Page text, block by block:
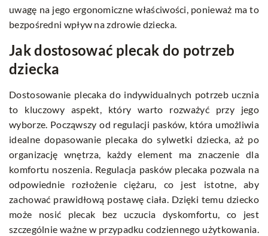
uwagę na jego ergonomiczne właściwości, ponieważ ma to
bezpośredni wpływ na zdrowie dziecka.
Jak dostosować plecak do potrzeb
dziecka
Dostosowanie plecaka do indywidualnych potrzeb ucznia
to kluczowy aspekt, który warto rozważyć przy jego
wyborze. Począwszy od regulacji pasków, która umożliwia
idealne dopasowanie plecaka do sylwetki dziecka, aż po
organizację wnętrza, każdy element ma znaczenie dla
komfortu noszenia. Regulacja pasków plecaka pozwala na
odpowiednie rozłożenie ciężaru, co jest istotne, aby
zachować prawidłową postawę ciała. Dzięki temu dziecko
może nosić plecak bez uczucia dyskomfortu, co jest
szczególnie ważne w przypadku codziennego użytkowania.